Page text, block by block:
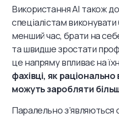
Використання AI також
спеціалістам
менший час, брати на
та швидше зростати
це напряму впливає на
фахівці, як
можуть заробляти
Паралельно з’являються